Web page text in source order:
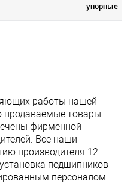
упорные
работы нашей
продаваемые товары
фирменной
Все наши
производителя 12
подшипников
персоналом.